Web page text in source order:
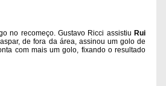
no recomeço. Gustavo Ricci assistiu Rui
de fora da área, assinou um golo de
com mais um golo, fixando o resultado